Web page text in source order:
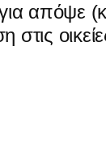
απόψε